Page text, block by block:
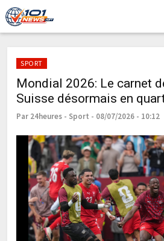
SPORT
Mondial 2026: Le carnet
Suisse désormais en
Par 24heures - Sport - 08/07/2026 - 10:12